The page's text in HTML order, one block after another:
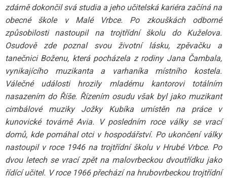
zdárně dokončil svá studia a jeho učitelská kariéra začíná na
obecné škole v Malé Vrbce. Po zkouškách odborné
způsobilosti nastoupil na trojtřídní školu do Kuželova.
Osudově zde poznal svou životní lásku, zpěvačku a
tanečnici Boženu, která pocházela z rodiny Jana Čambala,
vynikajícího muzikanta a varhaníka místního kostela.
Válečné události hrozily mladému kantorovi totálním
nasazením do Říše. Řízením osudu však byl jako muzikant
cimbálové muziky Jožky Kubíka umístěn na práce v
kunovické továrně Avia. V posledním roce války se vrací
domů, kde pomáhal otci v hospodářství. Po ukončení války
nastoupil v roce 1946 na trojtřídní školu v Hrubé Vrbce. Po
dvou letech se vrací zpět na malovrbeckou dvoutřídku jako
řídící učitel. V roce 1966 přechází na hrubovrbeckou trojtřídní